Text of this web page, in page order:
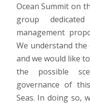
Ocean Summit on
group
management
We understand
and we would like
the possible
governance of
Seas. In doing so,